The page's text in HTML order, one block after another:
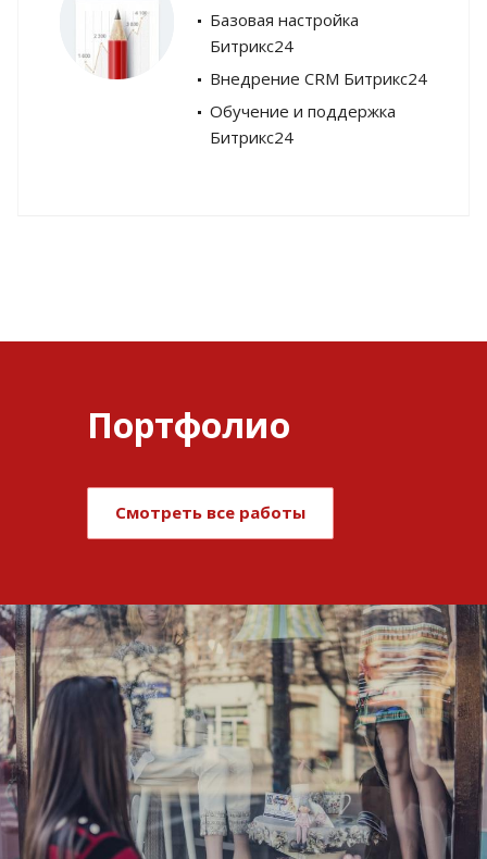
Базовая настройка
Битрикс24
Внедрение CRM Битрикс24
Обучение и поддержка
Битрикс24
Портфолио
Смотреть все работы
Развитие и поддержка интернет-
витрины StepClub